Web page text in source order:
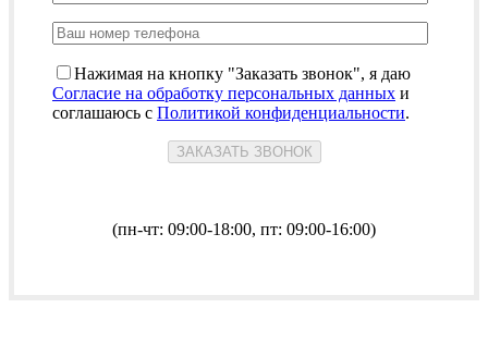
Нажимая на кнопку "Заказать звонок", я даю
Согласие на обработку персональных данных и
соглашаюсь с Политикой конфиденциальности.
(пн-чт: 09:00-18:00, пт: 09:00-16:00)